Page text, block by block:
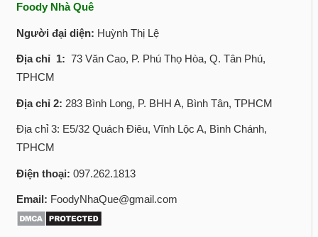
Foody Nhà Quê
Người đại diện: Huỳnh Thị Lệ
Địa chỉ 1: 73 Văn Cao, P. Phú Thọ Hòa, Q. Tân Phú,
TPHCM
Địa chỉ 2: 283 Bình Long, P. BHH A, Bình Tân, TPHCM
Địa chỉ 3: E5/32 Quách Điêu, Vĩnh Lộc A, Bình Chánh,
TPHCM
Điện thoại: 097.262.1813
Email: FoodyNhaQue@gmail.com